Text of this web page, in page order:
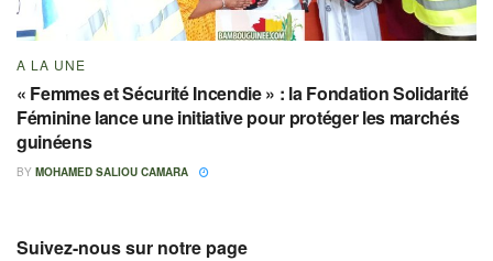
A LA UNE
« Femmes et Sécurité Incendie » : la Fondation Solidarité
Féminine lance une initiative pour protéger les marchés
guinéens
BY MOHAMED SALIOU CAMARA
Suivez-nous sur notre page